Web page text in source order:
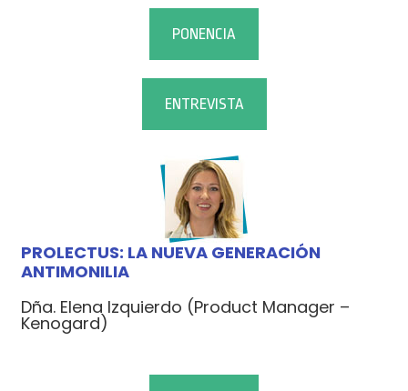
PONENCIA
ENTREVISTA
PROLECTUS: LA NUEVA GENERACIÓN
ANTIMONILIA
Dña. Elena Izquierdo (Product Manager –
Kenogard)